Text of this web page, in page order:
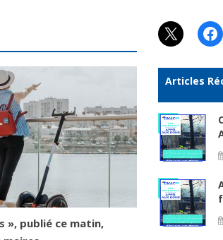
publié ce matin,
X
Articles